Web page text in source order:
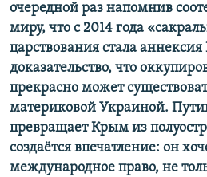
очередной раз напомнив
миру, что с 2014 года
царствования стала
доказательство, что
прекрасно может
материковой Украиной.
превращает Крым из
создаётся впечатление: он
международное право, не